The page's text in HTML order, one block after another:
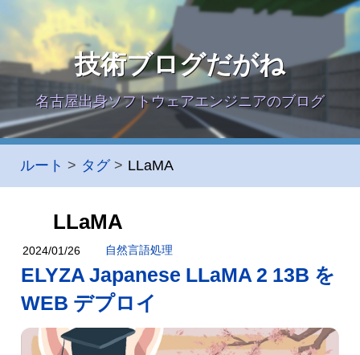
技術ブログだがね
名古屋出身ソフトウェアエンジニアのブログ
ルート タグ LLaMA
LLaMA
2024/01/26 自然言語処理
ELYZA Japanese LLaMA 2 13B を
WEB デプロイ